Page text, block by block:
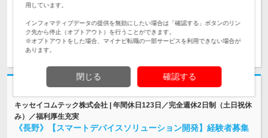
給与
考慮の上決定します ※試用期間2ヶ月（待遇の…
求人詳細を見る 気になる
志望動機・自己PR不要
キッセイコムテック株式会社 | 年間休日123日／完全週休2日制（土日祝休
み）／福利厚生充実
《長野》【スマートデバイスソリューション開発】経験者募集
用しています。
インフォマティブデータの提供を無効にしたい場合は「確認する」ボタンのリン
ク先から停止（オプトアウト）を行うことができます。
※オプトアウトをした場合、マイナビ転職の一部サービスを利用できない場合が
あります。
閉じる 確認する